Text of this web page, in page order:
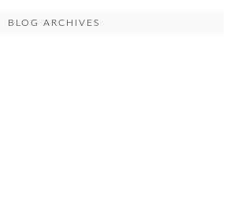
BLOG ARCHIVES